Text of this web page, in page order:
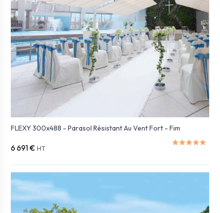
FLEXY 300x488 - Parasol Résistant Au Vent Fort - Fim
6 691 € HT